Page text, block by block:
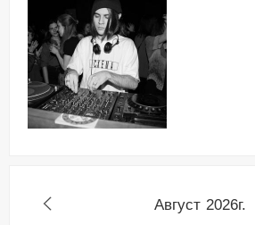
Август 2026г.